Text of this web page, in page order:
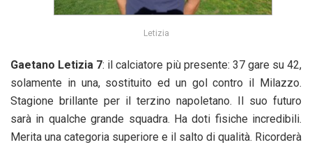
Letizia
Gaetano Letizia 7: il calciatore più presente: 37 gare su 42,
solamente in una, sostituito ed un gol contro il Milazzo.
Stagione brillante per il terzino napoletano. Il suo futuro
sarà in qualche grande squadra. Ha doti fisiche incredibili.
Merita una categoria superiore e il salto di qualità. Ricorderà